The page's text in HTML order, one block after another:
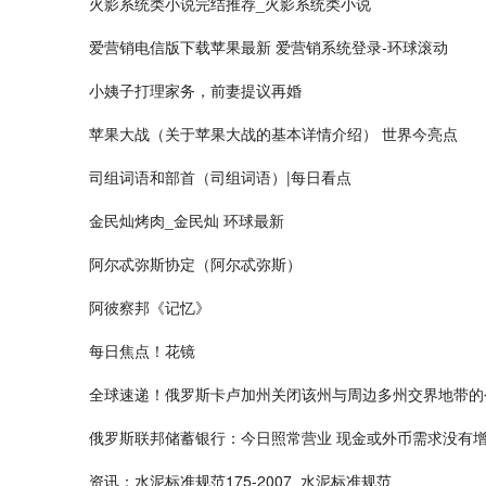
爱营销电信版下载苹果最新 爱营销系统登录-环球滚动
小姨子打理家务，前妻提议再婚
苹果大战（关于苹果大战的基本详情介绍） 世界今亮点
司组词语和部首（司组词语）|每日看点
金民灿烤肉_金民灿 环球最新
阿尔忒弥斯协定（阿尔忒弥斯）
阿彼察邦《记忆》
每日焦点！花镜
全球速递！俄罗斯卡卢加州关闭该州与周边多州交界地带
俄罗斯联邦储蓄银行：今日照常营业 现金或外币需求没有
资讯：水泥标准规范175-2007_水泥标准规范